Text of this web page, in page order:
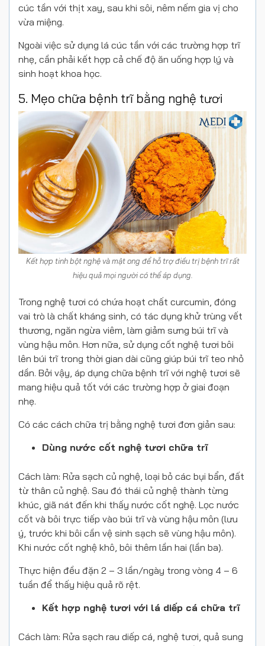
cúc tần với thịt xay, sau khi sôi, nêm nếm gia vị cho
vừa miệng.
Ngoài việc sử dụng lá cúc tần với các trường hợp trĩ
nhẹ, cần phải kết hợp cả chế độ ăn uống hợp lý và
sinh hoạt khoa học.
5. Mẹo chữa bệnh trĩ bằng nghệ tươi
Kết hợp tinh bột nghệ và mật ong để hỗ trợ điều trị bệnh trĩ rất
hiệu quả mọi người có thể áp dụng.
Trong nghệ tươi có chứa hoạt chất curcumin, đóng
vai trò là chất kháng sinh, có tác dụng khử trùng vết
thương, ngăn ngừa viêm, làm giảm sưng búi trĩ và
vùng hậu môn. Hơn nữa, sử dụng cốt nghệ tươi bôi
lên búi trĩ trong thời gian dài cũng giúp búi trĩ teo nhỏ
dần. Bởi vậy, áp dụng chữa bệnh trĩ với nghệ tươi sẽ
mang hiệu quả tốt với các trường hợp ở giai đoạn
nhẹ.
Có các cách chữa trị bằng nghệ tươi đơn giản sau:
Dùng nước cốt nghệ tươi chữa trĩ
Cách làm: Rửa sạch củ nghệ, loại bỏ các bụi bẩn, đất
từ thân củ nghệ. Sau đó thái củ nghệ thành từng
khúc, giã nát đến khi thấy nước cốt nghệ. Lọc nước
cốt và bôi trực tiếp vào búi trĩ và vùng hậu môn (lưu
ý, trước khi bôi cần vệ sinh sạch sẽ vùng hậu môn).
Khi nước cốt nghệ khô, bôi thêm lần hai (lần ba).
Thực hiện đều đặn 2 – 3 lần/ngày trong vòng 4 – 6
tuần để thấy hiệu quả rõ rệt.
Kết hợp nghệ tươi với lá diếp cá chữa trĩ
Cách làm: Rửa sạch rau diếp cá, nghệ tươi, quả sung